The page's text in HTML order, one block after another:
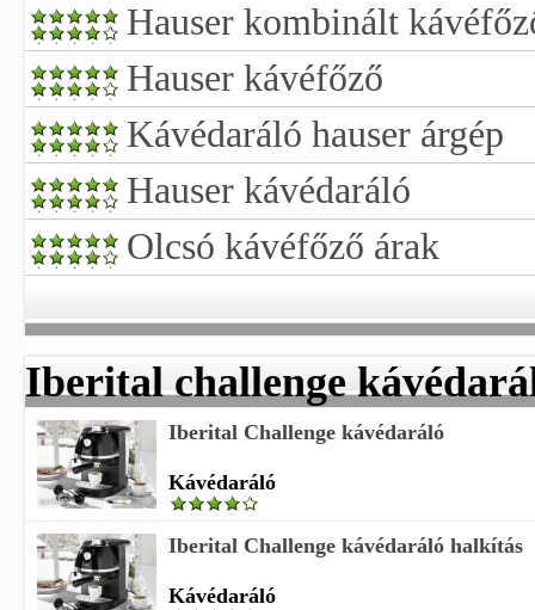
Hauser kombinált
Hauser kávéfőző
Kávédaráló hauser árgép
Hauser kávédaráló
Olcsó kávéfőző árak
Iberital challenge
Iberital Challenge kávédaráló
Kávédaráló
Iberital Challenge kávédaráló halkítás
Kávédaráló